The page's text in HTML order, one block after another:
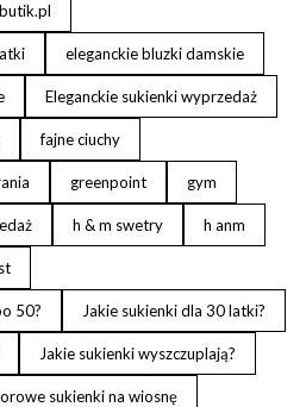
eleganckie bluzki damskie
Eleganckie sukienki wyprzedaż
fajne ciuchy
greenpoint gym
h & m swetry h anm
50? Jakie sukienki dla 30 latki?
Jakie sukienki wyszczuplają?
sukienki na wiosnę